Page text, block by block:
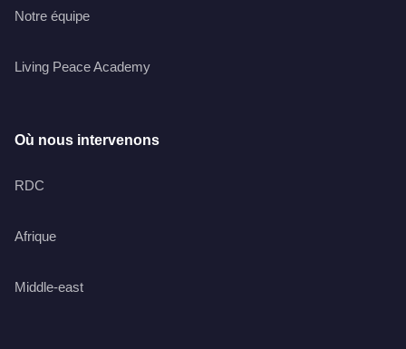
Notre équipe
Living Peace Academy
Où nous intervenons
RDC
Afrique
Middle-east